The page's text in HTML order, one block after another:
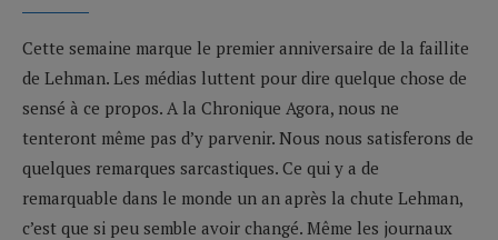
Cette semaine marque le premier anniversaire de la faillite
de Lehman. Les médias luttent pour dire quelque chose de
sensé à ce propos. A la Chronique Agora, nous ne
tenteront même pas d’y parvenir. Nous nous satisferons de
quelques remarques sarcastiques. Ce qui y a de
remarquable dans le monde un an après la chute Lehman,
c’est que si peu semble avoir changé. Même les journaux